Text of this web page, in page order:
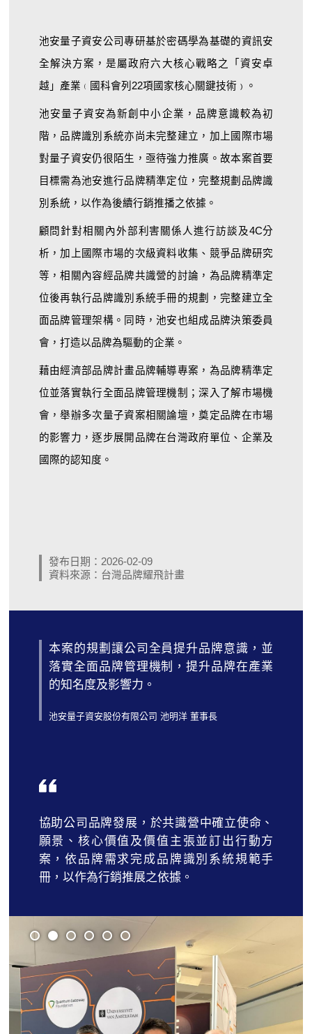
池安量子資安公司專研基於密碼學為基礎的資訊安
全解決方案，是屬政府六大核心戰略之「資安卓
越」產業 ﹙ 國科會列 22項國家核心關鍵技術 ﹚ 。
池安量子資安為新創中小企業，品牌意識較為初
階，品牌識別系統亦尚未完整建立，加上國際市場
對量子資安仍很陌生，亟待強力推廣。故本案首要
目標需為池安進行品牌精準定位，完整規劃品牌識
別系統，以作為後續行銷推播之依據。
顧問針對相關內外部利害關係人進行訪談及4C分
析，加上國際市場的次級資料收集、競爭品牌研究
等，相關內容經品牌共識營的討論，為品牌精準定
位後再執行品牌識別系統手冊的規劃，完整建立全
面品牌管理架構。同時，池安也組成品牌決策委員
會，打造以品牌為驅動的企業。
藉由經濟部品牌計畫品牌輔導專案 ， 為品牌精準定
位並落實執行全面品牌管理機制；深入了解市場機
會，舉辦多次量子資案相關論壇，奠定品牌在市場
的影響力，逐步展開品牌在台灣政府單位、企業及
國際的認知度。
發布日期：2026-02-09
資料來源：台灣品牌耀飛計畫
本案的規劃讓公司全員提升品牌意識，並
落實全面品牌管理機制，提升品牌在產業
的知名度及影響力。
池安量子資安股份有限公司 池明洋 董事長
協助公司品牌發展，於共識營中確立使命、
願景、核心價值及價值主張並訂出行動方
案，依品牌需求完成品牌識別系統規範手
冊，以作為行銷推展之依據。